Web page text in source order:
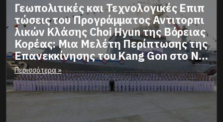
Γεωπολιτικές και Τεχνολογικές Επιπ
τώσεις του Προγράμματος Αντιτορπι
λικών Κλάσης Choi Hyun της Βόρειας
Κορέας: Μια Μελέτη Περίπτωσης της
Επανεκκίνησης του Kang Gon στο Να
υπηγείο Rajin. Βγάζουν ανεφάρμοστ
α σενάρια επίθεσης εναντίον της Βό
ρειας Κορέας γιατί;
Περισσότερα »